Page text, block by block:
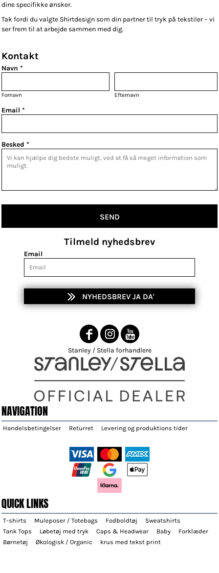
dine specifikke ønsker.
Tak fordi du valgte Shirtdesign som din partner til tryk på tekstiler – vi
ser frem til at arbejde sammen med dig.
Kontakt
Navn *
Fornavn Efternavn
Email *
Besked *
SEND
Tilmeld nyhedsbrev
Email
NYHEDSBREV JA DA'
Stanley / Stella forhandlere
NAVIGATION
Handelsbetingelser Returret Levering og produktions tider
QUICK LINKS
T-shirts Muleposer / Totebags Fodboldtøj
Sweatshirts
Tank Tops
Løbetøj med tryk Caps & Headwear Baby
Forklæder
Børnetøj
Økologisk / Organic krus med tekst print